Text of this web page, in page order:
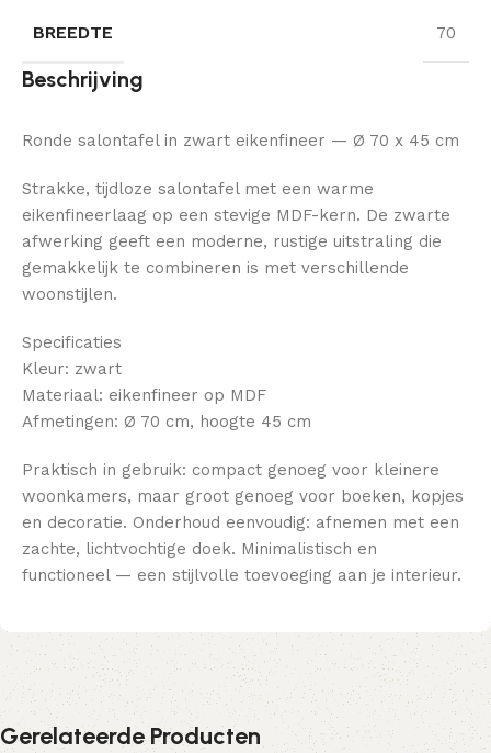
BREEDTE 70
Beschrijving
Ronde salontafel in zwart eikenfineer — Ø 70 x 45 cm
Strakke, tijdloze salontafel met een warme
eikenfineerlaag op een stevige MDF-kern. De zwarte
afwerking geeft een moderne, rustige uitstraling die
gemakkelijk te combineren is met verschillende
woonstijlen.
Specificaties
Kleur: zwart
Materiaal: eikenfineer op MDF
Afmetingen: Ø 70 cm, hoogte 45 cm
Praktisch in gebruik: compact genoeg voor kleinere
woonkamers, maar groot genoeg voor boeken, kopjes
en decoratie. Onderhoud eenvoudig: afnemen met een
zachte, lichtvochtige doek. Minimalistisch en
functioneel — een stijlvolle toevoeging aan je interieur.
Gerelateerde Producten